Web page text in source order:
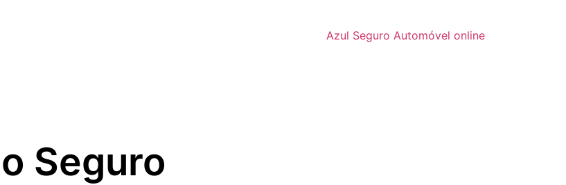
Azul Seguro Automóvel online
Seguro